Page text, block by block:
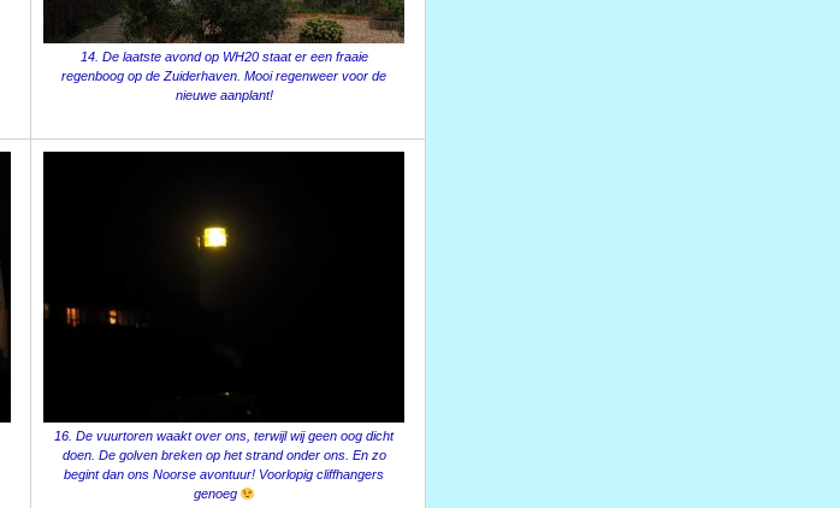
14. De laatste avond op WH20 staat er een fraaie
regenboog op de Zuiderhaven. Mooi regenweer voor de
nieuwe aanplant!
16. De vuurtoren waakt over ons, terwijl wij geen oog dicht
doen. De golven breken op het strand onder ons. En zo
begint dan ons Noorse avontuur! Voorlopig cliffhangers
genoeg